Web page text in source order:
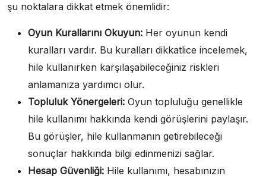
şu noktalara dikkat etmek önemlidir:
Oyun Kurallarını Okuyun: Her oyunun kendi
kuralları vardır. Bu kuralları dikkatlice incelemek,
hile kullanırken karşılaşabileceğiniz riskleri
anlamanıza yardımcı olur.
Topluluk Yönergeleri: Oyun topluluğu genellikle
hile kullanımı hakkında kendi görüşlerini paylaşır.
Bu görüşler, hile kullanmanın getirebileceği
sonuçlar hakkında bilgi edinmenizi sağlar.
Hesap Güvenliği: Hile kullanımı, hesabınızın